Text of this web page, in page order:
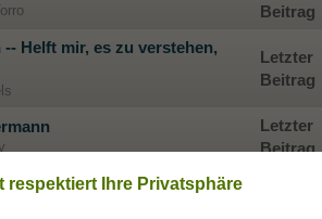
Beitrag
Helft mir, es zu verstehen,
Letzter
Beitrag
Letzter
Beitrag
respektiert Ihre Privatsphäre